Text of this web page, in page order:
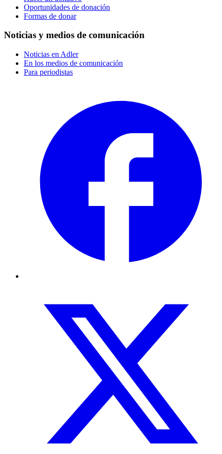
Oportunidades de donación
Formas de donar
Noticias y medios de comunicación
Noticias en Adler
En los medios de comunicación
Para periodistas